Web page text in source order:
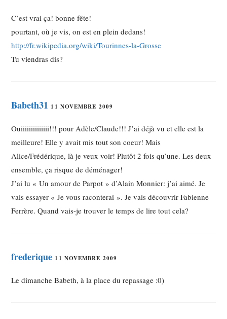
C’est vrai ça! bonne fête!
pourtant, où je vis, on est en plein dedans!
http://fr.wikipedia.org/wiki/Tourinnes-la-Grosse
Tu viendras dis?
Babeth31 11 NOVEMBRE 2009
Ouiiiiiiiiiiiiii!!! pour Adèle/Claude!!! J’ai déjà vu et elle est la
meilleure! Elle y avait mis tout son coeur! Mais
Alice/Frédérique, là je veux voir! Plutôt 2 fois qu’une. Les deux
ensemble, ça risque de déménager!
J’ai lu « Un amour de Parpot » d’Alain Monnier: j’ai aimé. Je
vais essayer « Je vous raconterai ». Je vais découvrir Fabienne
Ferrère. Quand vais-je trouver le temps de lire tout cela?
frederique 11 NOVEMBRE 2009
Le dimanche Babeth, à la place du repassage :0)